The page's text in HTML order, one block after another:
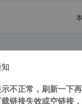
英
不正常，刷新一下
链接失效或空链接